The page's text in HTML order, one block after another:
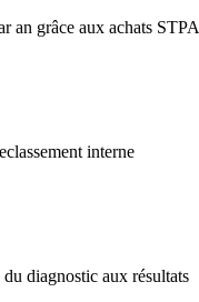
an grâce aux achats STPA
interne
diagnostic aux résultats